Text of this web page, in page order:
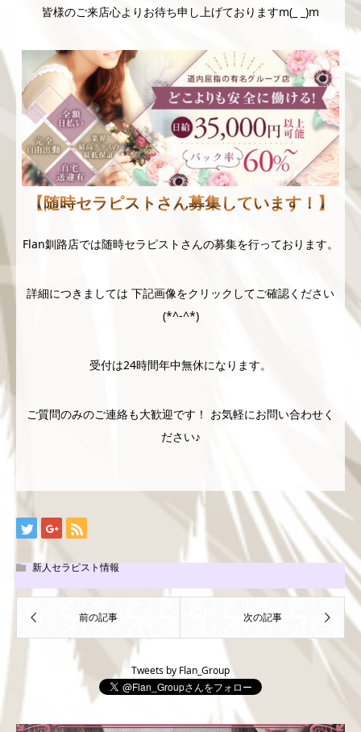
皆様のご来店心よりお待ち申し上げておりますm(_ _)m
【随時セラピストさん募集しています！】
Flan釧路店では随時セラピストさんの募集を行っております。
詳細につきましては 下記画像をクリックしてご確認ください
(*^-^*)
受付は24時間年中無休になります。
ご質問のみのご連絡も大歓迎です！ お気軽にお問い合わせく
ださい♪
新人セラピスト情報
Tweets by Flan_Group